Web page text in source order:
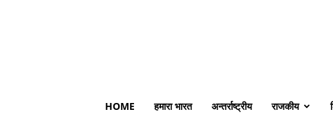
HOME हमारा भारत अन्तर्राष्ट्रीय राजकीय